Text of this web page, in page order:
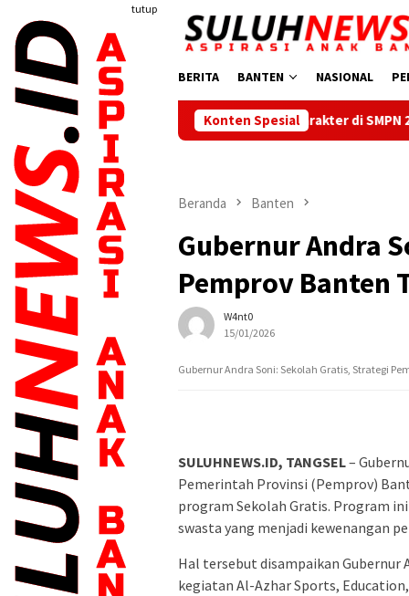
konten
tutup
BERITA BANTEN NASIONAL
Konten Spesial
Pendidikan Karakter di SMPN 24 Kota Tangerang
Beranda Banten
Gubernur Andra
Pemprov Banten
W4nt0
15/01/2026
Gubernur Andra Soni: Sekolah Gratis, Strategi
SULUHNEWS.ID, TANGSEL–
Pemerintah Provinsi (Pemprov)
program Sekolah Gratis. Program
swasta yang menjadi kewenangan
​Hal tersebut disampaikan Gubernur
kegiatan Al-Azhar Sports,